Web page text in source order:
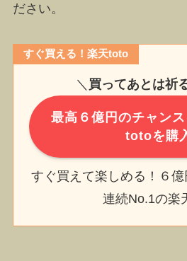
ださい。
すぐ買える！楽天toto
＼ 買ってあとは祈
最高６億円のチャン
totoを購
すぐ買えて楽しめる！６
連続No.1の楽